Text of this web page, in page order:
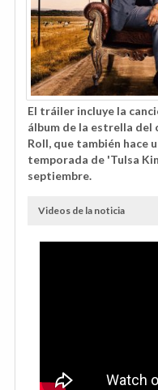
El tráiler incluye la
álbum de la estrella
Roll, que también hace
temporada de 'Tulsa
septiembre.
Videos de la noticia